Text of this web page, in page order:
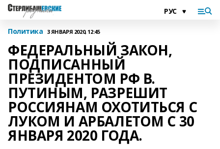
Политика 3 ЯНВАРЯ 2020, 12:45
ФЕДЕРАЛЬНЫЙ ЗАКОН,
ПОДПИСАННЫЙ
ПРЕЗИДЕНТОМ РФ В.
ПУТИНЫМ, РАЗРЕШИТ
РОССИЯНАМ ОХОТИТЬСЯ С
ЛУКОМ И АРБАЛЕТОМ С 30
ЯНВАРЯ 2020 ГОДА.